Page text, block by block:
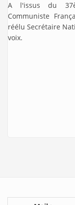
A l'issus du
Communiste
réélu Secrétaire
voix.